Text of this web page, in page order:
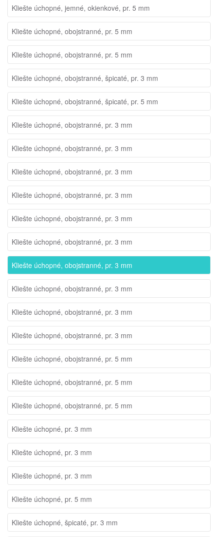
Kliešte úchopné, jemné, okienkové, pr. 5 mm
Kliešte úchopné, obojstranné, pr. 5 mm
Kliešte úchopné, obojstranné, pr. 5 mm
Kliešte úchopné, obojstranné, špicaté, pr. 3 mm
Kliešte úchopné, obojstranné, špicaté, pr. 5 mm
Kliešte úchopné, obojstranné, pr. 3 mm
Kliešte úchopné, obojstranné, pr. 3 mm
Kliešte úchopné, obojstranné, pr. 3 mm
Kliešte úchopné, obojstranné, pr. 3 mm
Kliešte úchopné, obojstranné, pr. 3 mm
Kliešte úchopné, obojstranné, pr. 3 mm
Kliešte úchopné, obojstranné, pr. 3 mm
Kliešte úchopné, obojstranné, pr. 3 mm
Kliešte úchopné, obojstranné, pr. 3 mm
Kliešte úchopné, obojstranné, pr. 3 mm
Kliešte úchopné, obojstranné, pr. 5 mm
Kliešte úchopné, obojstranné, pr. 5 mm
Kliešte úchopné, obojstranné, pr. 5 mm
Kliešte úchopné, pr. 3 mm
Kliešte úchopné, pr. 3 mm
Kliešte úchopné, pr. 3 mm
Kliešte úchopné, pr. 5 mm
Kliešte úchopné, špicaté, pr. 3 mm